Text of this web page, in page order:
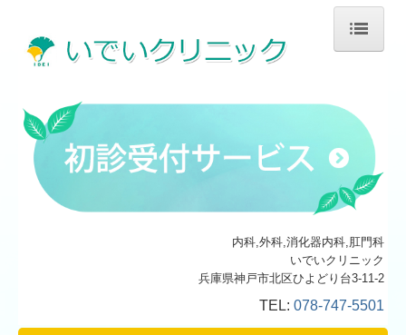
診療案内
検査について
内科,外科,消化器内科,肛門科
いでいクリニック
兵庫県神戸市北区ひよどり台3-11-2
TEL: 078-747-5501